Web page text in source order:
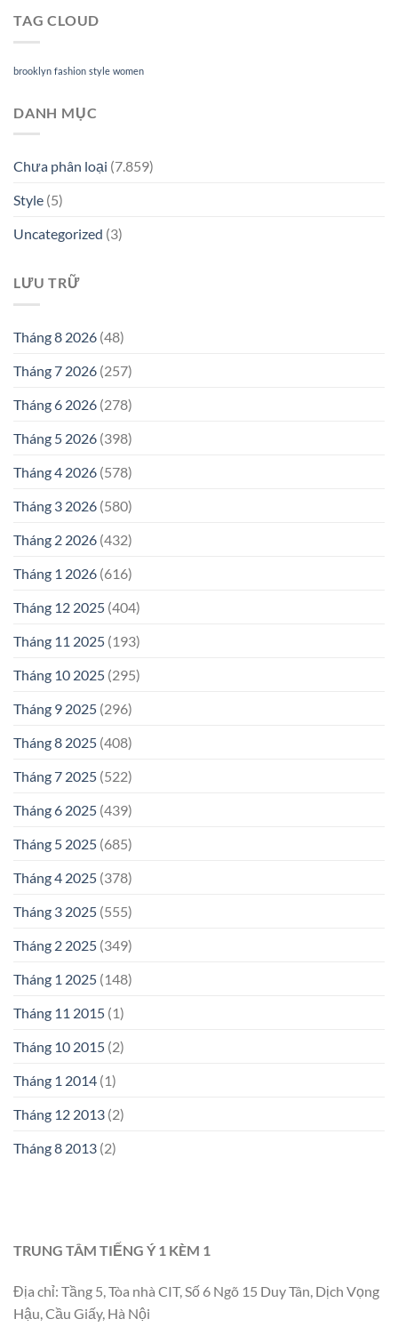
TAG CLOUD
brooklyn fashion style women
DANH MỤC
Chưa phân loại (7.859)
Style (5)
Uncategorized (3)
LƯU TRỮ
Tháng 8 2026 (48)
Tháng 7 2026 (257)
Tháng 6 2026 (278)
Tháng 5 2026 (398)
Tháng 4 2026 (578)
Tháng 3 2026 (580)
Tháng 2 2026 (432)
Tháng 1 2026 (616)
Tháng 12 2025 (404)
Tháng 11 2025 (193)
Tháng 10 2025 (295)
Tháng 9 2025 (296)
Tháng 8 2025 (408)
Tháng 7 2025 (522)
Tháng 6 2025 (439)
Tháng 5 2025 (685)
Tháng 4 2025 (378)
Tháng 3 2025 (555)
Tháng 2 2025 (349)
Tháng 1 2025 (148)
Tháng 11 2015 (1)
Tháng 10 2015 (2)
Tháng 1 2014 (1)
Tháng 12 2013 (2)
Tháng 8 2013 (2)
TRUNG TÂM TIẾNG Ý 1 KÈM 1
Địa chỉ: Tầng 5, Tòa nhà CIT, Số 6 Ngõ 15 Duy Tân, Dịch Vọng
Hậu, Cầu Giấy, Hà Nội